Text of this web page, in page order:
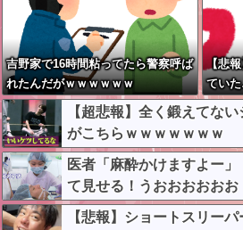
吉野家で16時間粘ってたら警察呼ば
れたんだがｗｗｗｗｗｗ
【悲
てい
【超悲報】全く鍛えてな
がこちらｗｗｗｗｗｗｗ
医者「麻酔かけますよー
て見せる！うおおおおおお
【悲報】ショートスリー